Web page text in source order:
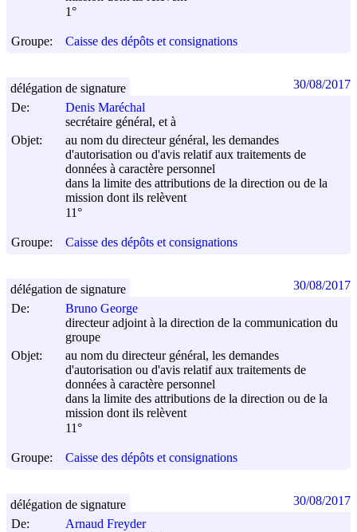
1°
Groupe: Caisse des dépôts et consignations
De:
Denis Maréchal
secrétaire général, et à
Objet:
au nom du directeur général, les demandes
d'autorisation ou d'avis relatif aux traitements de
données à caractère personnel
dans la limite des attributions de la direction ou de la
mission dont ils relèvent
11°
Groupe: Caisse des dépôts et consignations
délégation de signature 30/08/2017
De:
Bruno George
directeur adjoint à la direction de la communication du
groupe
Objet:
au nom du directeur général, les demandes
d'autorisation ou d'avis relatif aux traitements de
données à caractère personnel
dans la limite des attributions de la direction ou de la
mission dont ils relèvent
11°
Groupe: Caisse des dépôts et consignations
délégation de signature 30/08/2017
De:
Arnaud Freyder
délégation de signature 30/08/2017